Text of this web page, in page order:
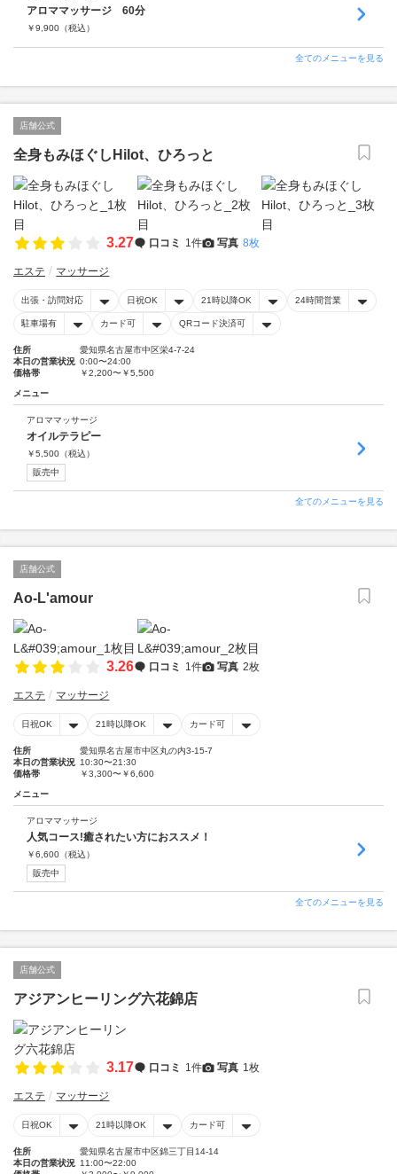
アロママッサージ 60分
￥9,900 （税込）
全てのメニューを見る
店舗公式
全身もみほぐしHilot、ひろっと
3.27 口コミ 1件 写真 8枚
エステ マッサージ
出張・訪問対応 日祝OK 21時以降OK 24時間営業
駐車場有 カード可 QRコード決済可
住所
愛知県名古屋市中区栄4-7-24
本日の営業状況 0:00〜24:00
価格帯
￥2,200〜￥5,500
メニュー
アロママッサージ
オイルテラピー
￥5,500 （税込）
販売中
全てのメニューを見る
店舗公式
Ao-L'amour
3.26 口コミ 1件 写真 2枚
エステ マッサージ
日祝OK 21時以降OK カード可
住所
愛知県名古屋市中区丸の内3-15-7
本日の営業状況 10:30〜21:30
価格帯
￥3,300〜￥6,600
メニュー
アロママッサージ
人気コース!癒されたい方におススメ！
￥6,600 （税込）
販売中
全てのメニューを見る
店舗公式
アジアンヒーリング六花錦店
3.17 口コミ 1件 写真 1枚
エステ マッサージ
日祝OK 21時以降OK カード可
住所
愛知県名古屋市中区錦三丁目14-14
本日の営業状況 11:00〜22:00